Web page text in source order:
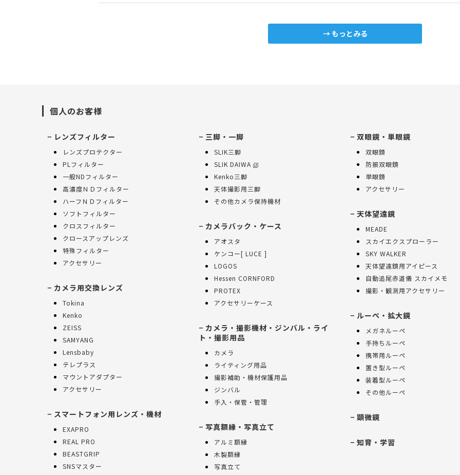
もっとみる
個人のお客様
レンズフィルター
レンズプロテクター
PLフィルター
一般NDフィルター
高濃度ＮＤフィルター
ハーフＮＤフィルター
ソフトフィルター
クロスフィルター
クロースアップレンズ
特殊フィルター
アクセサリー
カメラ用交換レンズ
Tokina
Kenko
ZEISS
SAMYANG
Lensbaby
テレプラス
マウントアダプター
アクセサリー
スマートフォン用レンズ・機材
EXAPRO
REAL PRO
BEASTGRIP
SNSマスター
三脚・一脚
SLIK三脚
SLIK DAIWA
Kenko三脚
天体撮影用三脚
その他カメラ保持機材
カメラバック・ケース
アオスタ
ケンコー[ LUCE ]
LOGOS
Hessen CORNFORD
PROTEX
アクセサリーケース
カメラ・撮影機材・ジンバル・ライ
ト・撮影用品
カメラ
ライティング用品
撮影補助・機材保護用品
ジンバル
手入・保管・管理
写真額縁・写真立て
アルミ額縁
木製額縁
写真立て
双眼鏡・単眼鏡
双眼鏡
防振双眼鏡
単眼鏡
アクセサリー
天体望遠鏡
MEADE
スカイエクスプローラー
SKY WALKER
天体望遠鏡用アイピース
自動追尾赤道儀 スカイメモ
撮影・観測用アクセサリー
ルーペ・拡大鏡
メガネルーペ
手持ちルーペ
携帯用ルーペ
置き型ルーペ
装着型ルーペ
その他ルーペ
顕微鏡
知育・学習